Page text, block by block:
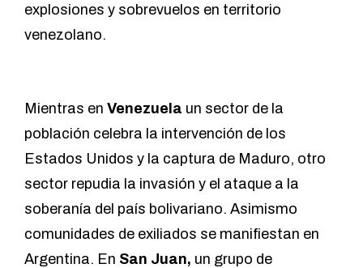
explosiones y sobrevuelos en territorio
venezolano.
Mientras en Venezuela un sector de la
población celebra la intervención de los
Estados Unidos y la captura de Maduro, otro
sector repudia la invasión y el ataque a la
soberanía del país bolivariano. Asimismo
comunidades de exiliados se manifiestan en
Argentina. En San Juan, un grupo de